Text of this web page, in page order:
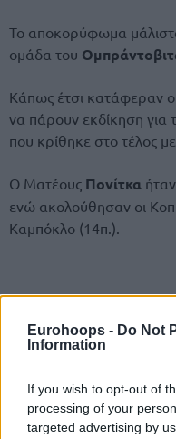
Eurohoops - Do Not
Information
If you wish to opt-out of
processing of your
targeted advertising by
Το αποκορύφωμα
ομάδα του
Κάπως έτσι κατάφεραν
να πάρουν εκδίκηση για
που κρίθηκε στο τέλος
Ο Ματέους Πονίτκα
ενώ ακολούθησαν οι
Καμπόκλο (14π.).